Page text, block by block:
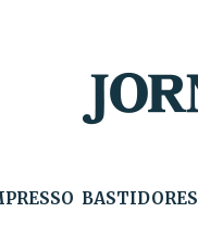
BASTIDORES